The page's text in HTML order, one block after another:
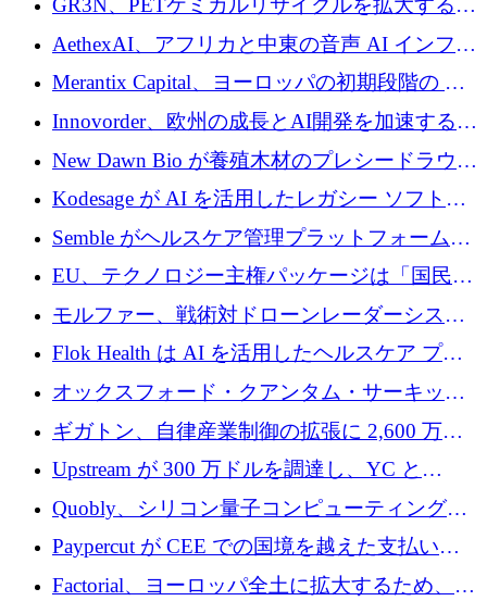
上げ
を構築
GR3N、PETケミカルリサイクルを拡大するた
めにシリーズBで1,550万ユーロを調達
AethexAI、アフリカと中東の音声 AI インフラ
ストラクチャを構築するために 300 万ドルを
Merantix Capital、ヨーロッパの初期段階の AI
スタートアップ向けに 1 億 300 万ユーロのフ
ァンドを立ち上げる
Innovorder、欧州の成長とAI開発を加速するた
めに2,000万ユーロを確保
New Dawn Bio が養殖木材のプレシードラウン
ドで 210 万ユーロを調達
Kodesage が AI を活用したレガシー ソフトウ
ェアの最新化のために 660 万ドルを調達
Semble がヘルスケア管理プラットフォームを
拡大するためにシリーズ C で 3,000 万ポンド
を調達
EU、テクノロジー主権パッケージは「国民の
保護」に関するものだと発言
モルファー、戦術対ドローンレーダーシステ
ムを最前線に近づけるために150万ユーロを調
Flok Health は AI を活用したヘルスケア プラ
ットフォームの成長に 1,250 万ドルを投資
オックスフォード・クアンタム・サーキット
が「成人向け」2億6,000万ポンドの資金調達
ラウンドを獲得
ギガトン、自律産業制御の拡張に 2,600 万ド
ルを調達
Upstream が 300 万ドルを調達し、YC と
Xavier Niel が支援する共同 AI 受信箱を立ち上
げる
Quobly、シリコン量子コンピューティングの
商用化のためにシリーズ A で 1 億 1,500 万ユ
ーロを調達
Paypercut が CEE での国境を越えた支払いを
拡大するために 500 万ユーロを確保
Factorial、ヨーロッパ全土に拡大するため、25